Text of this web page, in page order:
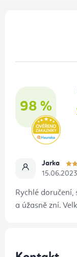
98 %
Jarka
15.06.2023
Rychlé doručení,
a úžasně zní.